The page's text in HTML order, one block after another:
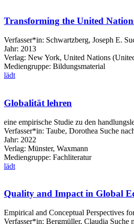
Transforming the United
Verfasser*in: Schwartzberg, Joseph E.
Jahr: 2013
Verlag: New York, United Nations
Mediengruppe: Bildungsmaterial
lädt
Globalität lehren
eine empirische Studie zu den
Verfasser*in: Taube, Dorothea Suche
Jahr: 2022
Verlag: Münster, Waxmann
Mediengruppe: Fachliteratur
lädt
Quality and Impact in Global
Empirical and Conceptual Perspectives
Verfasser*in: Bergmüller, Claudia Suche